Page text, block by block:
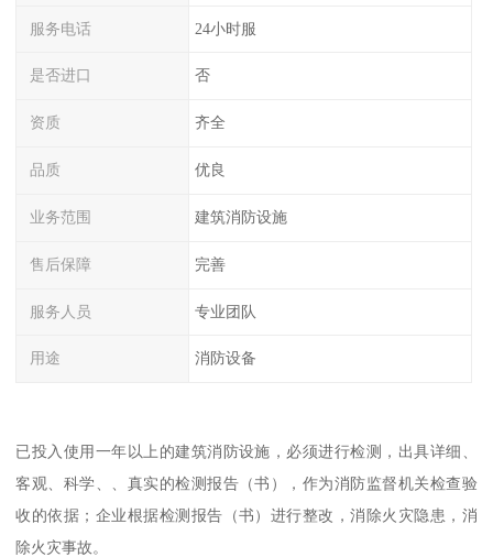
服务电话 24小时服
是否进口 否
资质 齐全
品质 优良
业务范围 建筑消防设施
售后保障 完善
服务人员 专业团队
用途 消防设备
已投入使用一年以上的建筑消防设施，必须进行检测，出具详细、
客观、科学、、真实的检测报告（书），作为消防监督机关检查验
收的依据；企业根据检测报告（书）进行整改，消除火灾隐患，消
除火灾事故。